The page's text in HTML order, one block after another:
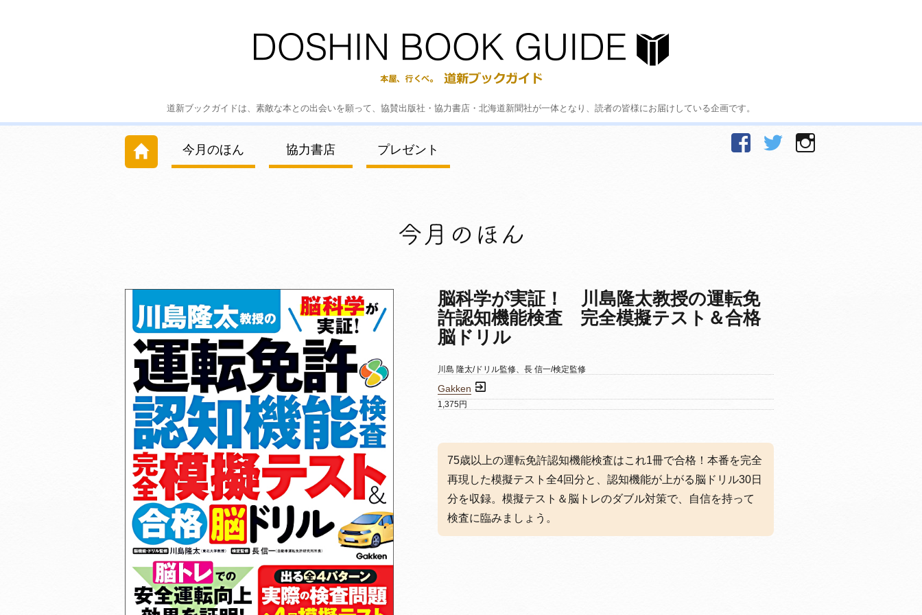
道新ブックガイドは、素敵な本との出会いを願って、協賛出版社・協力書店・北海道新聞社が一体となり、読者の皆様にお届けしている企画です。
今月のほん 協力書店 プレゼント
facebookTwitter
脳科学が実証！ 川島隆太教授の運転免
許認知機能検査 完全模擬テスト＆合格
脳ドリル
川島 隆太/ドリル監修、長 信一/検定監修
Gakken
1,375円
75歳以上の運転免許認知機能検査はこれ1冊で合格！本番を完全
再現した模擬テスト全4回分と、認知機能が上がる脳ドリル30日
分を収録。模擬テスト＆脳トレのダブル対策で、自信を持って
検査に臨みましょう。